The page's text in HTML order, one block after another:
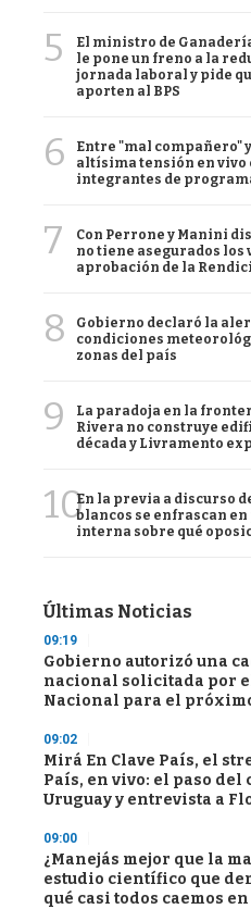
5
El ministro de
le pone un freno a la
jornada laboral y pide
aporten al BPS
6
Entre "mal compañero"
altísima tensión en vivo
integrantes de
7
Con Perrone y Manini
no tiene asegurados los
aprobación de la
8
Gobierno declaró la
condiciones
zonas del país
9
La paradoja en la
Rivera no construye
década y Livramento
10En la previa a discurso
blancos se enfrascan
interna sobre qué
Últimas Noticias
09:19
Gobierno autorizó una
nacional solicitada por
Nacional para el
09:02
Mirá En Clave País, el
País, en vivo: el paso del
Uruguay y entrevista a
09:00
¿Manejás mejor que la
estudio científico que
qué casi todos caemos